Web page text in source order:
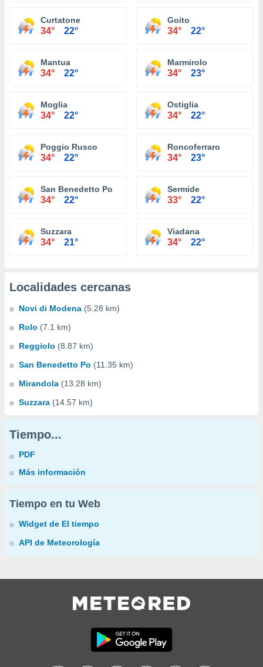
Curtatone
34° 22°
Goito
34° 22°
Mantua
34° 22°
Marmirolo
34° 23°
Moglia
34° 22°
Ostiglia
34° 22°
Poggio Rusco
34° 22°
Roncoferraro
34° 23°
San Benedetto Po
34° 22°
Sermide
33° 22°
Suzzara
34° 21°
Viadana
34° 22°
Localidades cercanas
Novi di Modena (5.28 km)
Rolo (7.1 km)
Reggiolo (8.87 km)
San Benedetto Po (11.35 km)
Mirandola (13.28 km)
Suzzara (14.57 km)
Tiempo...
PDF
Más información
Tiempo en tu Web
Widget de El tiempo
API de Meteorología